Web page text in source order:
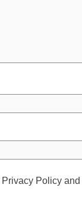
Privacy Policy and